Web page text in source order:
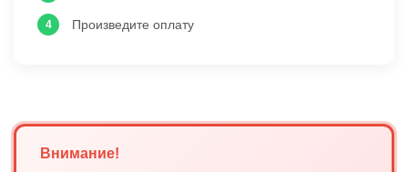
Произведите оплату
Внимание!